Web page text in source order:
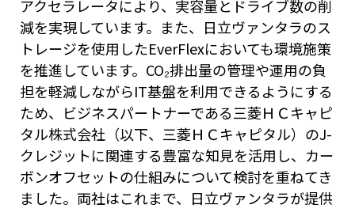
アクセラレータにより、実容量とドライブ数の削
減を実現しています。また、日立ヴァンタラのス
トレージを使用したEverFlexにおいても環境施策
を推進しています。CO₂排出量の管理や運用の負
担を軽減しながらIT基盤を利用できるようにする
ため、ビジネスパートナーである三菱ＨＣキャピ
タル株式会社（以下、三菱ＨＣキャピタル）のJ-
クレジットに関連する豊富な知見を活用し、カー
ボンオフセットの仕組みについて検討を重ねてき
ました。両社はこれまで、日立ヴァンタラが提供